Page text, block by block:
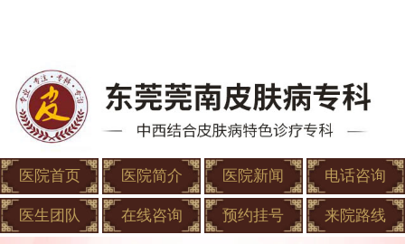
医院首页 医院简介 医院新闻 电话咨询
医生团队 在线咨询 预约挂号 来院路线